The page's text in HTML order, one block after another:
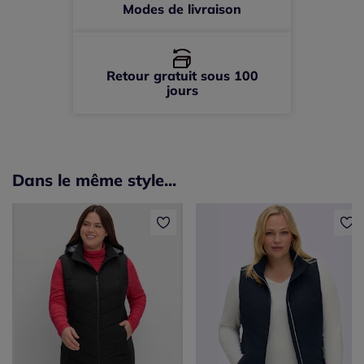
Modes de livraison
Retour gratuit sous 100
jours
Dans le même style...